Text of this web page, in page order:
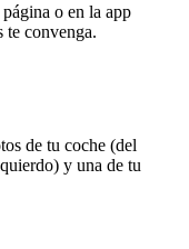
o en la app
te convenga.
de tu coche (del
y una de tu